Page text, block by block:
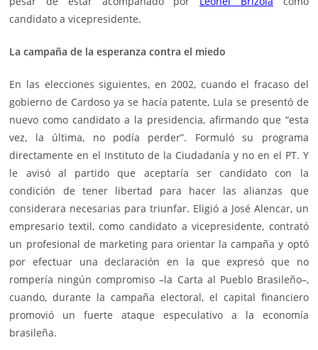
candidato a vicepresidente.
La campaña de la esperanza contra el miedo
En las elecciones siguientes, en 2002, cuando el fracaso del
gobierno de Cardoso ya se hacía patente, Lula se presentó de
nuevo como candidato a la presidencia, afirmando que “esta
vez, la última, no podía perder”. Formuló su programa
directamente en el Instituto de la Ciudadanía y no en el PT. Y
le avisó al partido que aceptaría ser candidato con la
condición de tener libertad para hacer las alianzas que
considerara necesarias para triunfar. Eligió a José Alencar, un
empresario textil, como candidato a vicepresidente, contrató
un profesional de marketing para orientar la campaña y optó
por efectuar una declaración en la que expresó que no
rompería ningún compromiso –la Carta al Pueblo Brasileño–,
cuando, durante la campaña electoral, el capital financiero
promovió un fuerte ataque especulativo a la economía
brasileña.